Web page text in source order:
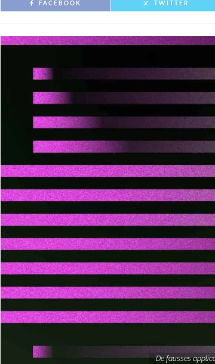
FACEBOOK TWITTER
De fausses